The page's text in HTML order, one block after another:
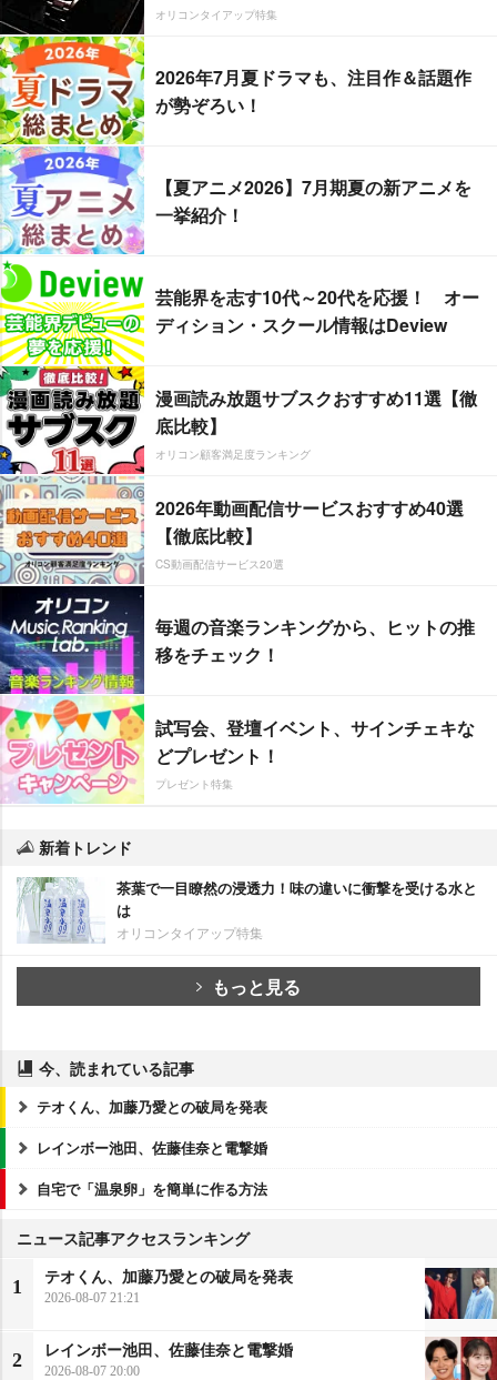
オリコンタイアップ特集
2026年7月夏ドラマも、注目作＆話題作
が勢ぞろい！
【夏アニメ2026】7月期夏の新アニメを
一挙紹介！
芸能界を志す10代～20代を応援！ オー
ディション・スクール情報はDeview
漫画読み放題サブスクおすすめ11選【徹
底比較】
オリコン顧客満足度ランキング
2026年動画配信サービスおすすめ40選
【徹底比較】
CS動画配信サービス20選
毎週の音楽ランキングから、ヒットの推
移をチェック！
試写会、登壇イベント、サインチェキな
どプレゼント！
プレゼント特集
新着トレンド
茶葉で一目瞭然の浸透力！味の違いに衝撃を受ける水と
は
オリコンタイアップ特集
もっと見る
今、読まれている記事
テオくん、加藤乃愛との破局を発表
レインボー池田、佐藤佳奈と電撃婚
自宅で「温泉卵」を簡単に作る方法
ニュース記事アクセスランキング
1
テオくん、加藤乃愛との破局を発表
2026-08-07 21:21
2
レインボー池田、佐藤佳奈と電撃婚
2026-08-07 20:00